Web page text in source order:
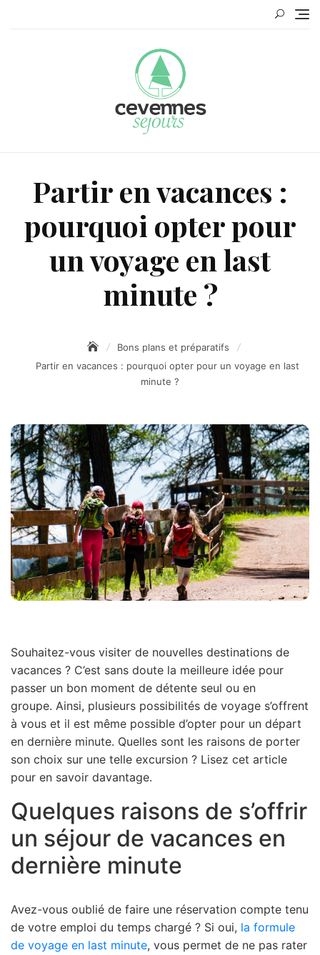
Partir en vacances :
pourquoi opter pour
un voyage en last
minute ?
Bons plans et préparatifs
Partir en vacances : pourquoi opter pour un voyage en last
minute ?
Souhaitez-vous visiter de nouvelles destinations de
vacances ? C’est sans doute la meilleure idée pour
passer un bon moment de détente seul ou en
groupe. Ainsi, plusieurs possibilités de voyage s’offrent
à vous et il est même possible d’opter pour un départ
en dernière minute. Quelles sont les raisons de porter
son choix sur une telle excursion ? Lisez cet article
pour en savoir davantage.
Quelques raisons de s’offrir
un séjour de vacances en
dernière minute
Avez-vous oublié de faire une réservation compte tenu
de votre emploi du temps chargé ? Si oui, la formule
de voyage en last minute, vous permet de ne pas rater